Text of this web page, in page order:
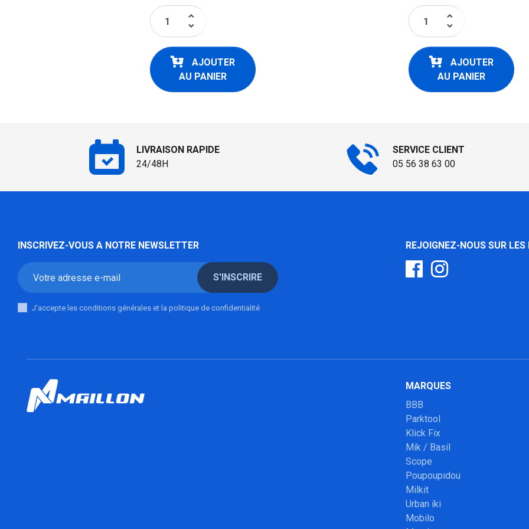
keyboard_arrow_up
keyboard_arrow_down
AJOUTER
AU PANIER
keyboard_arrow_up
keyboard_arrow_down
AJOUTER
AU PANIER
LIVRAISON RAPIDE
24/48H
SERVICE CLIENT
05 56 38 63 00
INSCRIVEZ-VOUS A NOTRE NEWSLETTER
S'INSCRIRE
J'accepte les conditions générales et la politique de confidentialité
REJOIGNEZ-NOUS SUR
MARQUES
BBB
Parktool
Klick Fix
Mik / Basil
Scope
Poupoupidou
Milkit
Urban iki
Mobilo